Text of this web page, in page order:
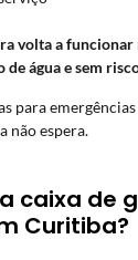
volta a
água e sem
para
não espera.
caixa de
Curitiba?